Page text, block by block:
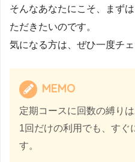
そんなあなたにこそ、まず
ただきたいのです。
気になる方は、ぜひ一度チ
MEMO
定期コースに回数の縛りは
1回だけの利用でも、すぐ
す。